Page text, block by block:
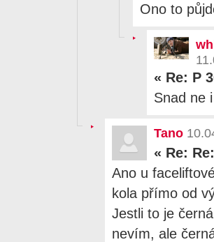
Ono to
« Re: P
Snad ne
Tano
« Re:
Ano u
kola přímo od
Jestli to je
nevím, ale